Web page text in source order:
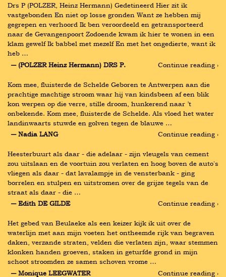
Drs P (POLZER, Heinz Hermann) Gedetineerd Hier zit ik
vastgebonden En niet op losse gronden Want ze hebben mij
gegrepen en verhoord Ik ben veroordeeld en getransporteerd
naar de Gevangenpoort Zodoende kwam ik hier te wonen in een
klam gewelf Ik babbel met mezelf En met het ongedierte, want ik
heb …
― (POLZER Heinz Hermann) DRS P.
Continue reading ›
Kom mee, fluisterde de Schelde Geboren te Antwerpen aan die
prachtige machtige stroom waar hij van kindsbeen af een blik
kon werpen op die verre, stille droom, hunkerend naar ’t
onbekende. Kom mee, fluisterde de Schelde. Als vloed het water
landinwaarts stuwde en golven tegen de blauwe …
― Nadia LANG
Continue reading ›
Heesterbuurt als daar - die adelaar - zijn vleugels van cement
zou uitslaan en de voortuin zou verlaten en hoog boven de auto's
vliegen als daar - dat lavalampje in de vensterbank - ging
borrelen en stulpen en uitstromen over de grijze tegels van de
straat als daar - die …
― Edith DE GILDE
Continue reading ›
Het gebed van Beulaeke als een keizer kijk ik uit over de
waterlijn met aan mijn voeten het ontheemde rijk van begraven
daken, verzande straten, velden die verlaten zijn, waar stemmen
klonken handen groeven, staken in geturfde grond in mijn
schoot stroomden ze samen schoven vrome …
― Monique LEEGWATER
Continue reading ›